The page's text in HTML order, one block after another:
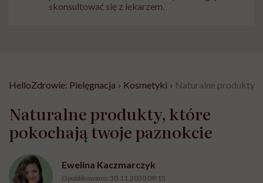
skonsultować się z lekarzem.
HelloZdrowie: Pielęgnacja › Kosmetyki › Naturalne produkty,
Naturalne produkty, które
pokochają twoje paznokcie
Ewelina Kaczmarczyk
Opublikowano: 30.11.2020 09:15